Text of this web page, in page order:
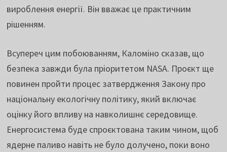
вироблення енергії. Він вважає це практичним
рішенням.
Всупереч цим побоюванням, Каломіно сказав, що
безпека завжди була пріоритетом NASA. Проєкт ще
повинен пройти процес затвердження Закону про
національну екологічну політику, який включає
оцінку його впливу на навколишнє середовище.
Енергосистема буде спроєктована таким чином, щоб
ядерне паливо навіть не було долучено, поки воно